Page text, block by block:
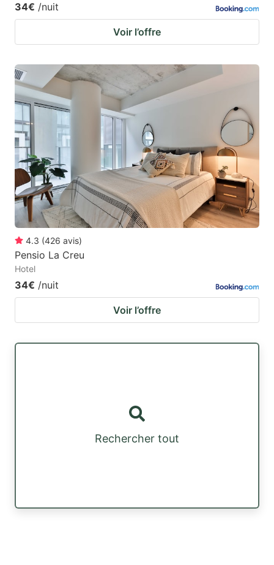
34€ /nuit
Voir l’offre
4.3 (426 avis)
Pensio La Creu
Hotel
34€ /nuit
Voir l’offre
Rechercher tout